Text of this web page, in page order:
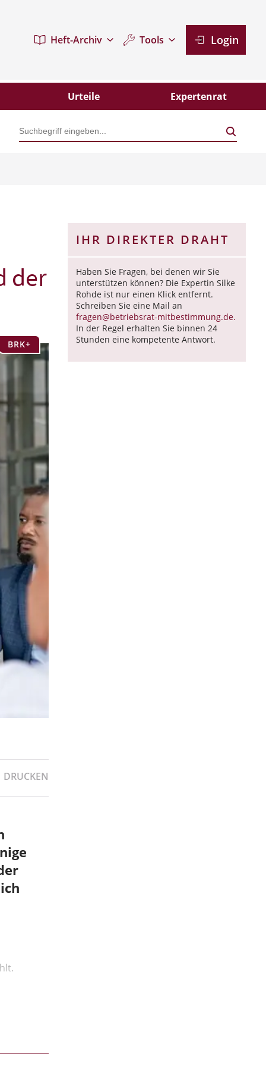
Heft-Archiv Tools Login
Urteile Expertenrat
Kündigung
der
BRK+
DRUCKEN
IHR DIREKTER DRAHT
Haben Sie Fragen, bei denen wir Sie
unterstützen können? Die Expertin Silke
Rohde ist nur einen Klick entfernt.
Schreiben Sie eine Mail an
fragen@betriebsrat-mitbestimmung.de.
In der Regel erhalten Sie binnen 24
Stunden eine kompetente Antwort.